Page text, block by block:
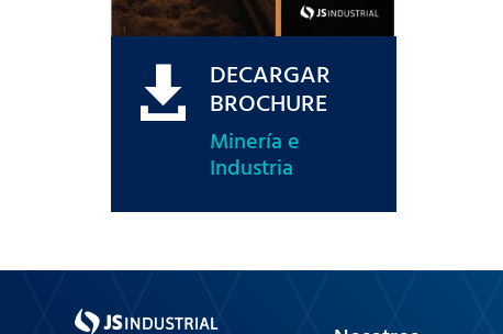
 DECARGAR
BROCHURE
Minería e
Industria